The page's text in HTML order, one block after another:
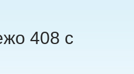
408 с